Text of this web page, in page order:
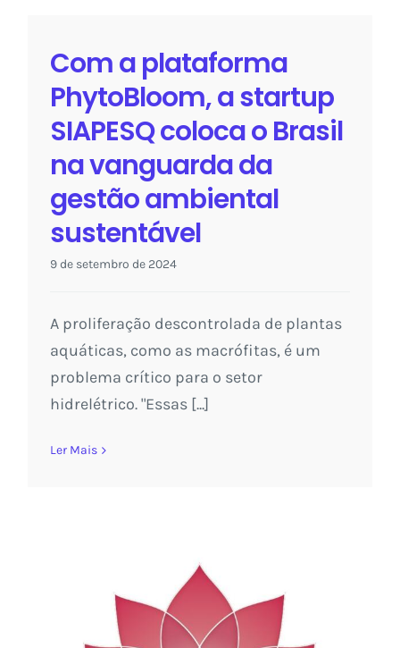
Com a plataforma
PhytoBloom, a startup
SIAPESQ coloca o Brasil
na vanguarda da
gestão ambiental
sustentável
9 de setembro de 2024
A proliferação descontrolada de plantas
aquáticas, como as macrófitas, é um
problema crítico para o setor
hidrelétrico. "Essas [...]
Ler Mais